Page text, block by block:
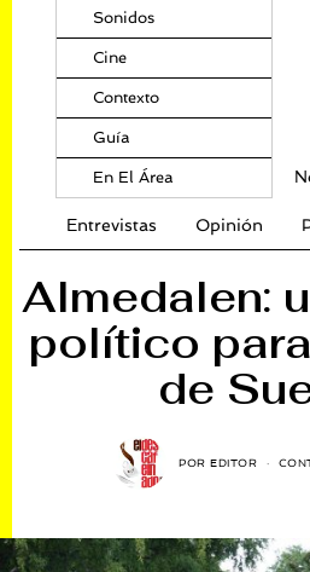
Sonidos
Cine
Contexto
Guía
En El Área
Entrevistas Opinión
Almedalen:
político
de
POR EDITOR